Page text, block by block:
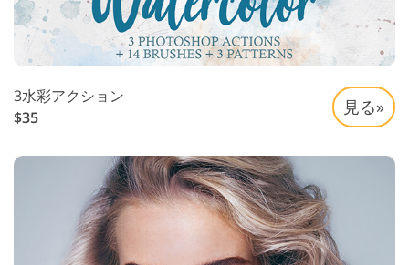
3水彩アクション
$35
見る»